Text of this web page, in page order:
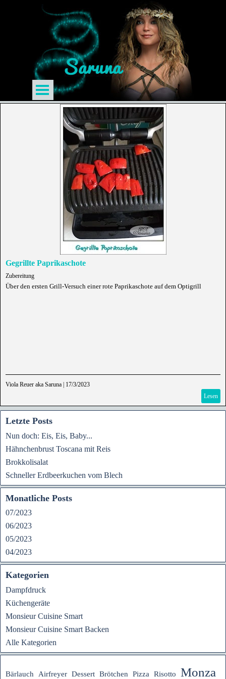
Gegrillte Paprikaschote
Zubereitung
Über den ersten Grill-Versuch einer rote Paprikaschote auf dem Optigrill
Viola Reuer aka Saruna
17/3/2023
Lesen
Letzte Posts
Nun doch: Eis, Eis, Baby...
Hähnchenbrust Toscana mit Reis
Brokkolisalat
Schneller Erdbeerkuchen vom Blech
Monatliche Posts
07/2023
06/2023
05/2023
04/2023
Kategorien
Dampfdruck
Küchengeräte
Monsieur Cuisine Smart
Monsieur Cuisine Smart Backen
Alle Kategorien
Bärlauch Airfreyer Dessert Brötchen Pizza Risotto Monza